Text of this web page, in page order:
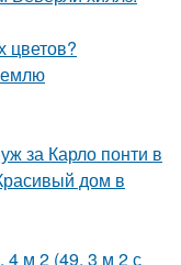
цветов?
за Карло понти в
дом в
4 м 2 (49, 3 м 2 с